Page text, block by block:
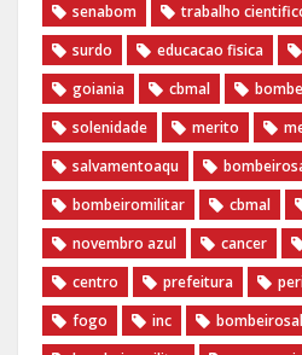
senabom
trabalho
surdo
educacao fisica
goiania
cbmal
solenidade
merito
salvamentoaqu
bombeiromilitar
cbmal
novembro azul
cancer
centro
prefeitura
fogo
inc